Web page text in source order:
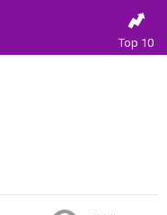
Top 10